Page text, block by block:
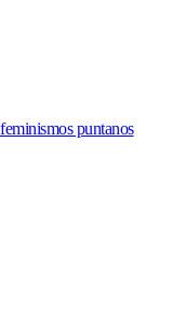
puntanos